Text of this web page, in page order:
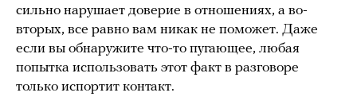
сильно нарушает доверие в отношениях, а во-
вторых, все равно вам никак не поможет. Даже
если вы обнаружите что-то пугающее, любая
попытка использовать этот факт в разговоре
только испортит контакт.